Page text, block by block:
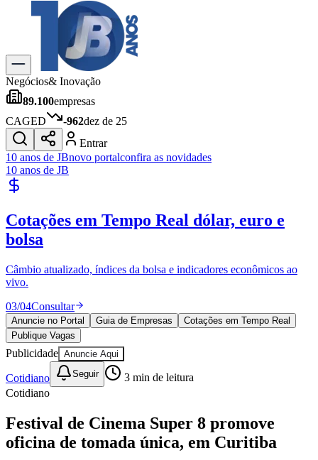
Explore Tudo
Últimas Notícias
Previsão do Tempo
Trânsito e Rotas
Dia a Dia & Lazer
Gastronomia
Cinema & Shows
JogosNovo
Para Sua Empresa
Publicidade Legal
Política
Esportes
Cultura
Meio Ambiente
Obras
Educação
Bairros de Barueri
AldeiaAldeia da Serra Aldeia de Barueri Alphaville
Bairro
JubranBelvalBethavilleBoa
Negócios& Inovação
89.100empresas
CAGED
-962dez de 25
Entrar
10 anos de JBnovo portalconfira as novidades
10 anos de JB
Cotações em Tempo Real dólar, euro e
bolsa
Câmbio atualizado, índices da bolsa e indicadores econômicos ao
vivo.
03/04Consultar
Anuncie no Portal Guia de Empresas
Cotações em Tempo Real
Publique Vagas
Publicidade Anuncie Aqui
Cotidiano Seguir 3 min de leitura
Cotidiano
Festival de Cinema Super 8 promove
oficina de tomada única, em Curitiba